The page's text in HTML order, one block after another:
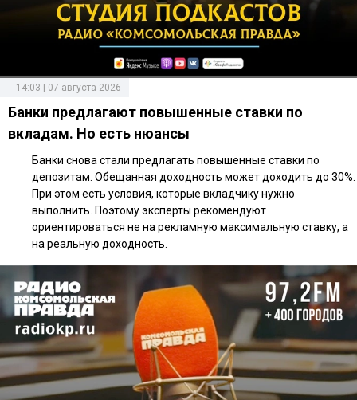
14:03 | 07 августа 2026
Банки предлагают повышенные ставки по
вкладам. Но есть нюансы
Банки снова стали предлагать повышенные ставки по
депозитам. Обещанная доходность может доходить до 30%.
При этом есть условия, которые вкладчику нужно
выполнить. Поэтому эксперты рекомендуют
ориентироваться не на рекламную максимальную ставку, а
на реальную доходность.